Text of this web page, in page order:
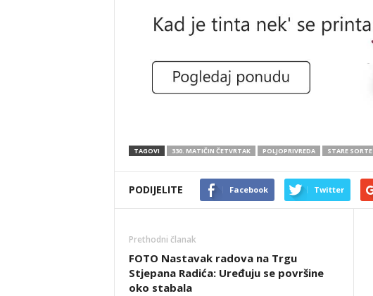
TAGOVI 330. MATIČIN ČETVRTAK POLJOPRIVREDA STARE SORTE
PODIJELITE Facebook Twitter
Prethodni članak
FOTO Nastavak radova na Trgu
Stjepana Radića: Uređuju se površine
oko stabala